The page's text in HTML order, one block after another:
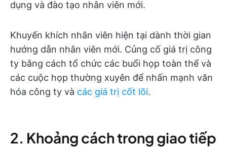
dụng và đào tạo nhân viên mới.
Khuyến khích nhân viên hiện tại dành thời gian
hướng dẫn nhân viên mới. Củng cố giá trị công
ty bằng cách tổ chức các buổi họp toàn thể và
các cuộc họp thường xuyên để nhấn mạnh văn
hóa công ty và các giá trị cốt lõi.
2. Khoảng cách trong giao tiếp